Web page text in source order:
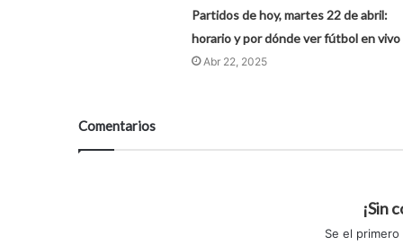
Partidos de hoy, martes 22 de abril:
horario y por dónde ver fútbol en vivo
Abr 22, 2025
Comentarios
¡Sin
Se el